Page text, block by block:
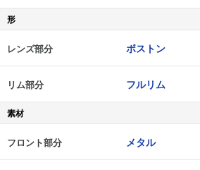
形
レンズ部分 ボストン
リム部分 フルリム
素材
フロント部分 メタル